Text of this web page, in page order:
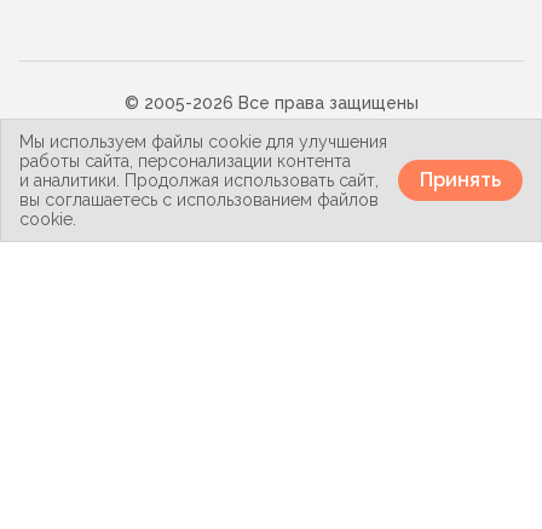
Мы используем файлы cookie для улучшения
работы сайта, персонализации контента
и аналитики. Продолжая использовать сайт,
вы соглашаетесь с использованием файлов
cookie.
Принять
© 2005-2026 Все права защищены
Карта сайта